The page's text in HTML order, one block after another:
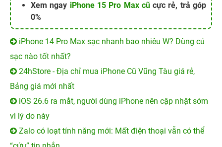
Xem ngay iPhone 15 Pro Max cũcực rẻ, trả góp
0%
iPhone 14 Pro Max sạc nhanh bao nhiêu W? Dùng củ
sạc nào tốt nhất?
24hStore - Địa chỉ mua iPhone Cũ Vũng Tàu giá rẻ,
Bảng giá mới nhất
iOS 26.6 ra mắt, người dùng iPhone nên cập nhật sớm
vì lý do này
Zalo có loạt tính năng mới: Mất điện thoại vẫn có thể